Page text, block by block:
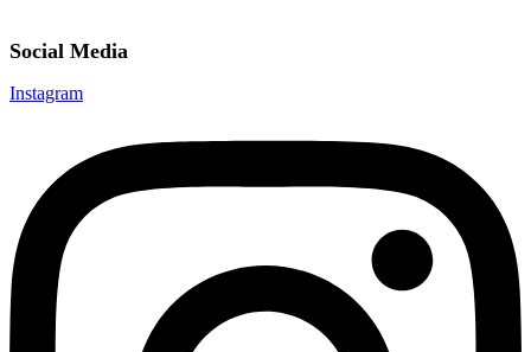
Social Media
Instagram